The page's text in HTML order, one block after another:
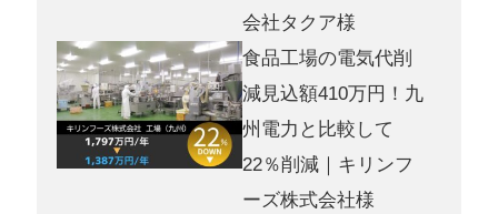
会社タクア様
食品工場の電気代削
減見込額410万円！九
州電力と比較して
22％削減｜キリンフ
ーズ株式会社様